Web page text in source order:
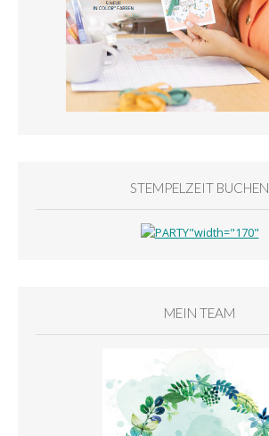
STEMPELZEIT BUCHEN
MEIN TEAM